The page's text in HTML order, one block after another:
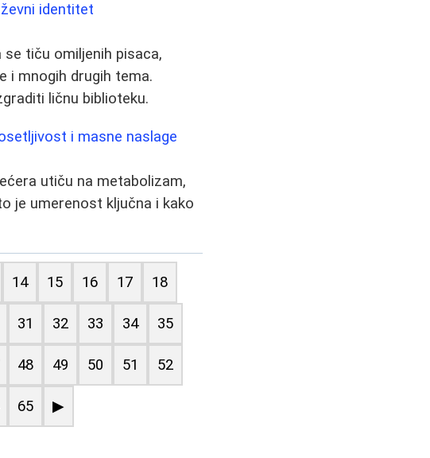
identitet
tiču omiljenih pisaca,
i mnogih drugih tema.
ličnu biblioteku.
i masne naslage
utiču na metabolizam,
je umerenost ključna i kako
14 15 16 17 18
31 32 33 34 35
48 49 50 51 52
65 ▶